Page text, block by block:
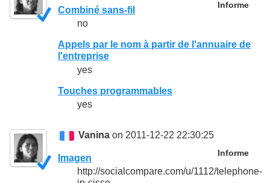
Informe
Combiné sans-fil
no
Appels par le nom à partir de l'annuaire de
l'entreprise
yes
Touches programmables
yes
Vanina on 2011-12-22 22:30:25
Informe
Imagen
http://socialcompare.com/u/1112/telephone-